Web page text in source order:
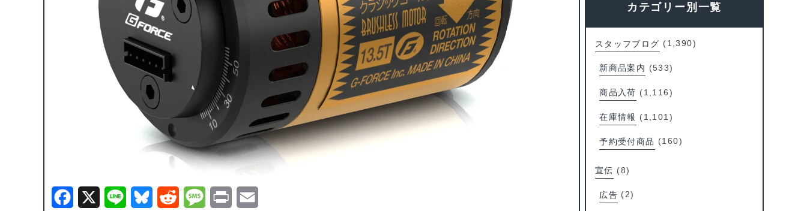
X B R M P
カテゴリー別一覧
スタッフブログ (1,390)
新商品案内 (533)
商品入荷 (1,116)
在庫情報 (1,101)
予約受付商品 (160)
宣伝 (8)
広告 (2)